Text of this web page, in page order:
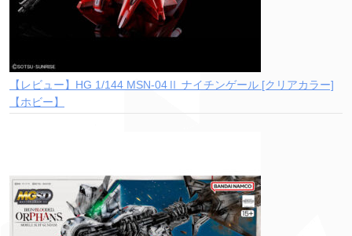
【レビュー】HG 1/144 MSN-04Ⅱ ナイチンゲール [クリアカラー]
【ホビー】